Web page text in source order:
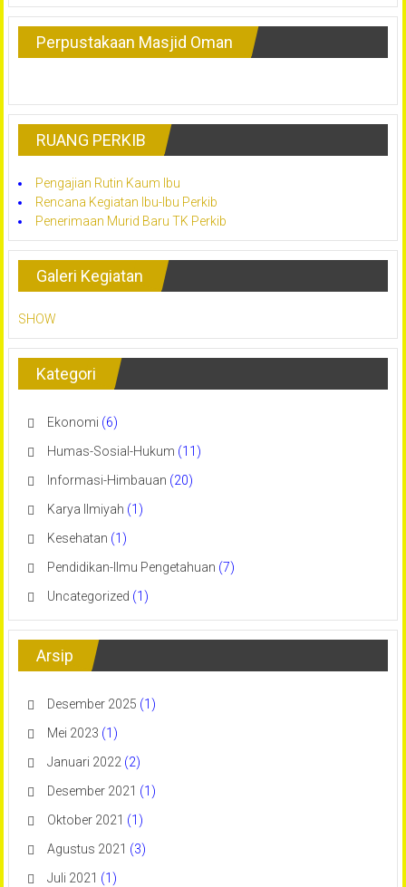
Perpustakaan Masjid Oman
RUANG PERKIB
Pengajian Rutin Kaum Ibu
Rencana Kegiatan Ibu-Ibu Perkib
Penerimaan Murid Baru TK Perkib
Galeri Kegiatan
SHOW
Kategori
Ekonomi (6)
Humas-Sosial-Hukum (11)
Informasi-Himbauan (20)
Karya Ilmiyah (1)
Kesehatan (1)
Pendidikan-Ilmu Pengetahuan (7)
Uncategorized (1)
Arsip
Desember 2025 (1)
Mei 2023 (1)
Januari 2022 (2)
Desember 2021 (1)
Oktober 2021 (1)
Agustus 2021 (3)
Juli 2021 (1)